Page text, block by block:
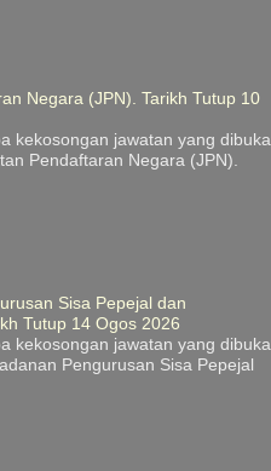
Negara (JPN). Tarikh Tutup 10
kekosongan jawatan yang dibuka
Pendaftaran Negara (JPN).
Sisa Pepejal dan
Tutup 14 Ogos 2026
kekosongan jawatan yang dibuka
Pengurusan Sisa Pepejal